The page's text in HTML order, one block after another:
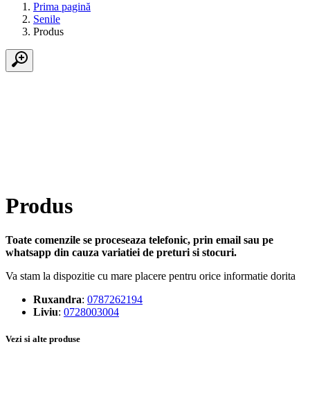
Prima pagină
Senile
Produs
Produs
Toate comenzile se proceseaza telefonic, prin email sau pe
whatsapp din cauza variatiei de preturi si stocuri.
Va stam la dispozitie cu mare placere pentru orice informatie dorita
Ruxandra: 0787262194
Liviu: 0728003004
Vezi si alte produse